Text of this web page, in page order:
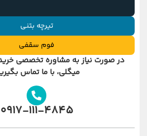
تیرچه بتنی
فوم سقفی
در صورت نیاز به مشاوره تخصصی
میگلی، با ما تماس
0917-111-4845